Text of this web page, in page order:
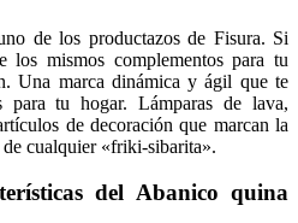
de los productazos de Fisura. Si
los mismos complementos para tu
Una marca dinámica y ágil que te
para tu hogar. Lámparas de lava,
de decoración que marcan la
cualquier «friki-sibarita».
del Abanico quina